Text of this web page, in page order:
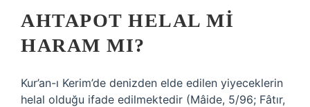
AHTAPOT HELAL MI
HARAM MI?
Kur’an-ı Kerim’de denizden elde edilen yiyeceklerin
helal olduğu ifade edilmektedir (Mâide, 5/96; Fâtır,